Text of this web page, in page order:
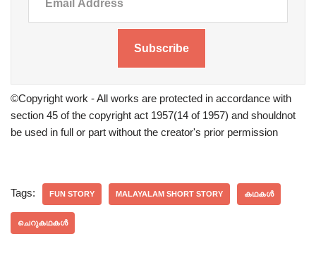
Subscribe
©Copyright work - All works are protected in accordance with
section 45 of the copyright act 1957(14 of 1957) and shouldnot
be used in full or part without the creator's prior permission
Tags: FUN STORY MALAYALAM SHORT STORY കഥകൾ
ചെറുകഥകൾ